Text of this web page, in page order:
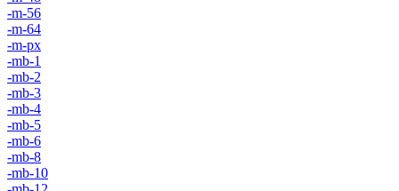
-m-56
-m-64
-m-px
-mb-1
-mb-2
-mb-3
-mb-4
-mb-5
-mb-6
-mb-8
-mb-10